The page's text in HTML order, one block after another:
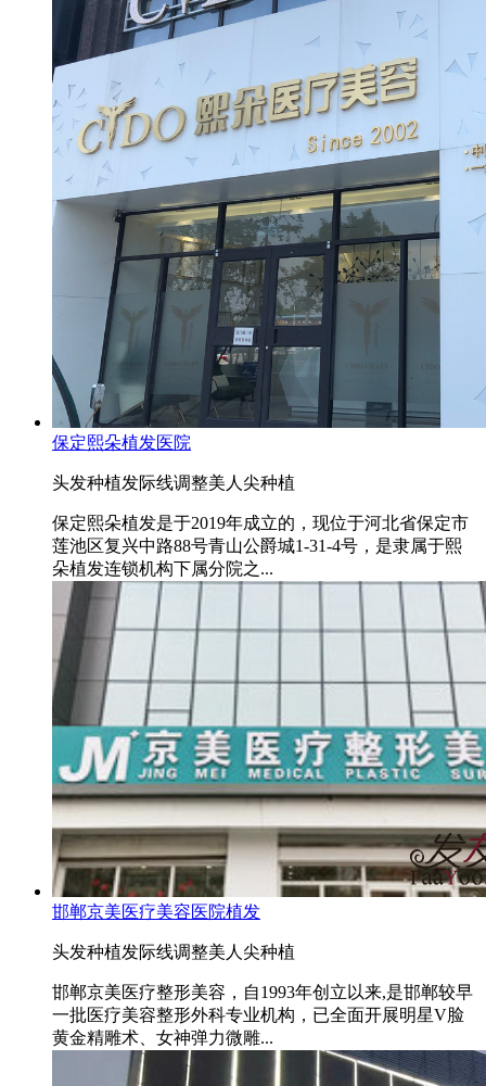
保定熙朵植发医院
头发种植发际线调整美人尖种植
保定熙朵植发是于2019年成立的，现位于河北省保定市
莲池区复兴中路88号青山公爵城1-31-4号，是隶属于熙
朵植发连锁机构下属分院之...
邯郸京美医疗美容医院植发
头发种植发际线调整美人尖种植
邯郸京美医疗整形美容，自1993年创立以来,是邯郸较早
一批医疗美容整形外科专业机构，已全面开展明星V脸
黄金精雕术、女神弹力微雕...